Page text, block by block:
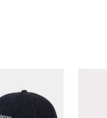
ドから探す